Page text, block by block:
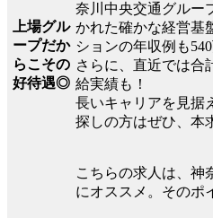
上場グル
ープだか
らこその
好待遇◎
奈川中央交通グルー
かれた確かな経営基
ションの年収例も
さらに、直近では合
給実績も！
長いキャリアを見据
探しの方はぜひ、本
こちらの求人は、神
にオススメ。その